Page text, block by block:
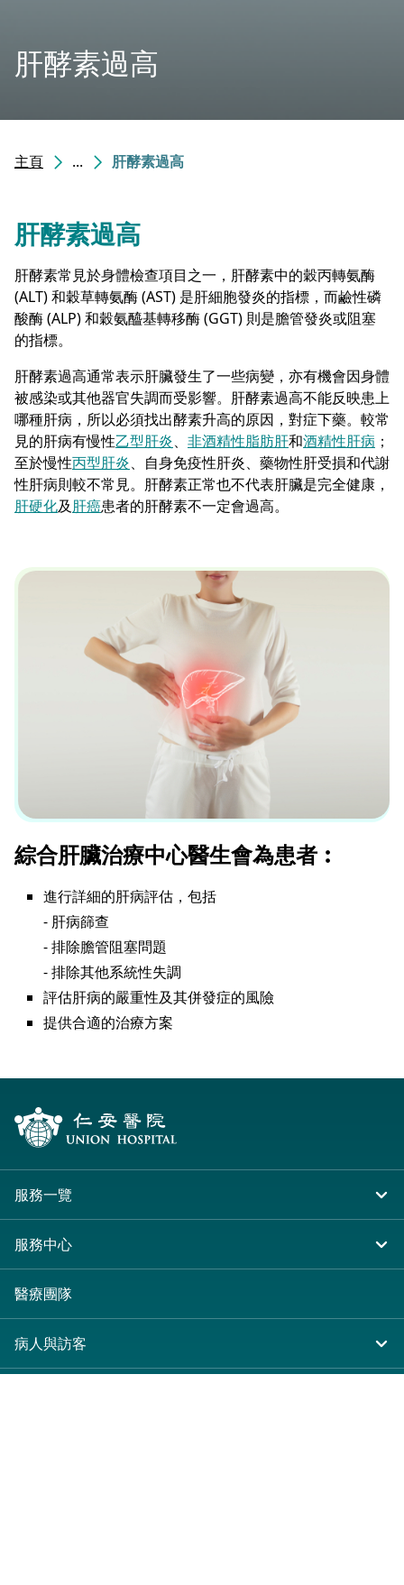
肝酵素過高
主頁 ... 肝酵素過高
肝酵素過高
肝酵素常見於身體檢查項目之一，肝酵素中的穀丙轉氨酶
(ALT) 和穀草轉氨酶 (AST) 是肝細胞發炎的指標，而鹼性磷
酸酶 (ALP) 和穀氨醯基轉移酶 (GGT) 則是膽管發炎或阻塞
的指標。
肝酵素過高通常表示肝臟發生了一些病變，亦有機會因身體
被感染或其他器官失調而受影響。肝酵素過高不能反映患上
哪種肝病，所以必須找出酵素升高的原因，對症下藥。較常
見的肝病有慢性乙型肝炎、 非酒精性脂肪肝和酒精性肝病 ；
至於慢性丙型肝炎、自身免疫性肝炎、藥物性肝受損和代謝
性肝病則較不常見。肝酵素正常也不代表肝臟是完全健康，
肝硬化及肝癌患者的肝酵素不一定會過高。
綜合肝臟治療中心醫生會為患者︰
進行詳細的肝病評估，包括
- 肝病篩查
- 排除膽管阻塞問題
- 排除其他系統性失調
評估肝病的嚴重性及其併發症的風險
提供合適的治療方案
服務一覽
住院
急症及門診
專科服務
服務中心
大圍仁安醫院
尖沙咀 H Zentre
醫療團隊
病人與訪客